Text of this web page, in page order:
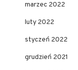
marzec 2022
luty 2022
styczeń 2022
grudzień 2021